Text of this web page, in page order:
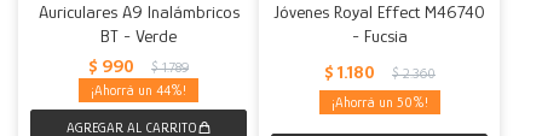
Auriculares A9 Inalámbricos
BT - Verde
$ 990 $ 1.789
44
Jóvenes Royal Effect M46740
- Fucsia
$ 1.180 $ 2.360
50